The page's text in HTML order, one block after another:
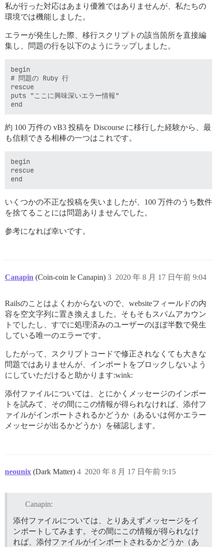
私が行った対応はあまり優雅ではありませんが、私たちの
環境では機能しました。
エラーが発生した際、移行スクリプトの該当箇所を直接編
集し、問題の行を以下のようにラップしました。
begin
# 問題の Ruby 行
rescue
puts "ここに興味深いエラー情報"
約 100 万件の vB3 投稿を Discourse に移行した経験から、最
も信頼できる相棒の一つはこれです。
begin
rescue
いくつかの不正な投稿を失いましたが、100 万件のうち数件
を捨てることには問題ありませんでした。
参考になれば幸いです。
Canapin (Coin-coin le Canapin) 2020 年 8 月 17 日午前 9:04
3
Railsのことはよくわからないので、websiteフィールドの内
容を空文字列に置き換えました。そもそもスパムアカウン
トでしたし、すでに処理済みのユーザーのほぼ半数で発生
している唯一のエラーです。
したがって、スクリプトコードで修正されなくても大きな
問題ではありませんが、インポートをブロックしないよう
にしていただけると助かります:wink:
添付ファイルについては、とにかくメッセージのインポー
トを試みて、その間にこの情報が得られなければ、添付フ
ァイルがインポートされるかどうか（あるいは何かエラー
メッセージが出るかどうか）を確認します。
neounix (Dark Matter) 2020 年 8 月 17 日午前 9:15
4
Canapin:
添付ファイルについては、とりあえずメッセージをイ
ンポートしてみます。その間にこの情報が得られなけ
れば、添付ファイルがインポートされるかどうか（あ